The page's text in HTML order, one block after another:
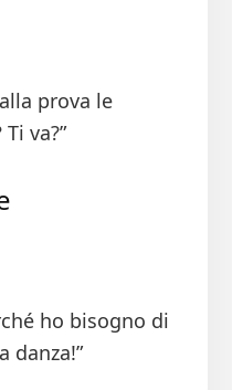
prova le
va?”
ho bisogno di
danza!”